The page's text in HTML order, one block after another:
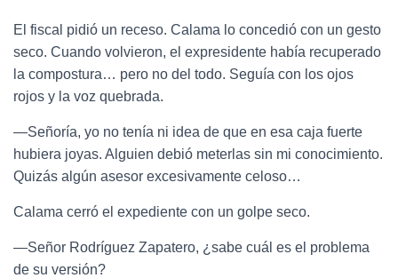
El fiscal pidió un receso. Calama lo concedió con un gesto
seco. Cuando volvieron, el expresidente había recuperado
la compostura… pero no del todo. Seguía con los ojos
rojos y la voz quebrada.
—Señoría, yo no tenía ni idea de que en esa caja fuerte
hubiera joyas. Alguien debió meterlas sin mi conocimiento.
Quizás algún asesor excesivamente celoso…
Calama cerró el expediente con un golpe seco.
—Señor Rodríguez Zapatero, ¿sabe cuál es el problema
de su versión?